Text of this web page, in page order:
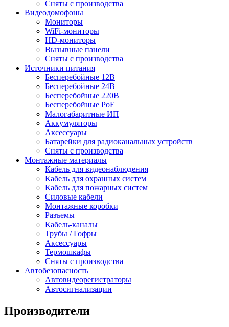
Сняты с производства
Видеодомофоны
Мониторы
WiFi-мониторы
HD-мониторы
Вызывные панели
Сняты с производства
Источники питания
Бесперебойные 12В
Бесперебойные 24В
Бесперебойные 220В
Бесперебойные PoE
Малогабаритные ИП
Аккумуляторы
Аксессуары
Батарейки для радиоканальных устройств
Сняты с производства
Монтажные материалы
Кабель для видеонаблюдения
Кабель для охранных систем
Кабель для пожарных систем
Силовые кабели
Монтажные коробки
Разъемы
Кабель-каналы
Трубы / Гофры
Аксессуары
Термошкафы
Сняты с производства
Автобезопасность
Автовидеорегистраторы
Автосигнализации
Производители